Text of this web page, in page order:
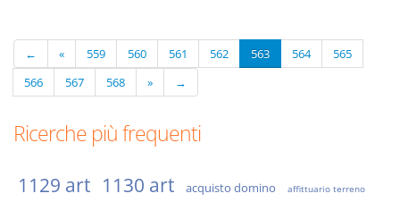
← « 559 560 561 562 563 564
565
566
567 568 » →
Ricerche più frequenti
1129 art 1130 art acquisto domino
affittuario terreno